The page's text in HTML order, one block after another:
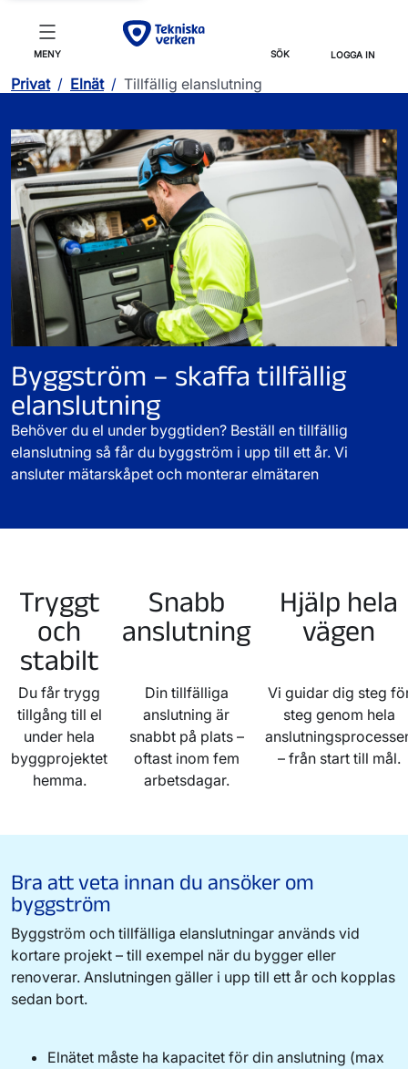
MENY SÖK LOGGA IN
Privat / Elnät / Tillfällig elanslutning
Byggström – skaffa tillfällig
elanslutning
Behöver du el under byggtiden? Beställ en tillfällig
elanslutning så får du byggström i upp till ett år. Vi
ansluter mätarskåpet och monterar elmätaren
Tryggt
och
stabilt
Du får trygg
tillgång till el
under hela
byggprojektet
hemma.
Snabb
anslutning
Din tillfälliga
anslutning är
snabbt på plats –
oftast inom fem
arbetsdagar.
Hjälp hela
vägen
Vi guidar dig steg
steg genom hela
– från start till mål.
Bra att veta innan du ansöker om
byggström
Byggström och tillfälliga elanslutningar används vid
kortare projekt – till exempel när du bygger eller
renoverar. Anslutningen gäller i upp till ett år och kopplas
sedan bort.
Elnätet måste ha kapacitet för din anslutning (max